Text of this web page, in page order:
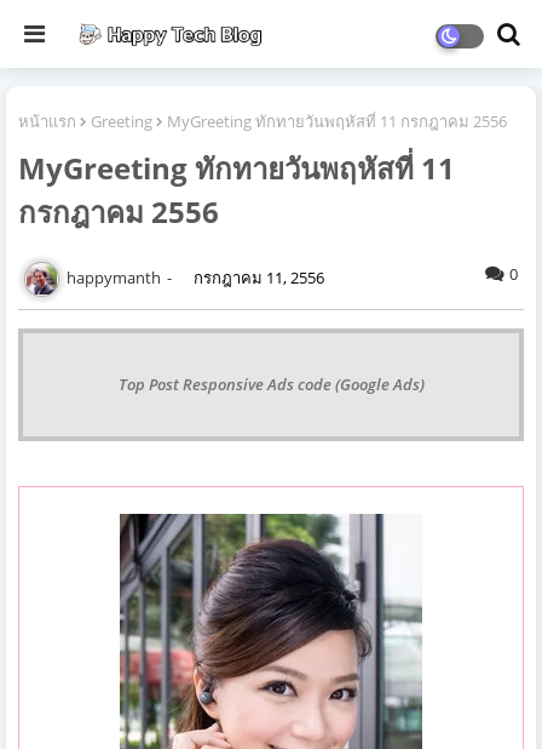
หน้าแรก Greeting MyGreeting ทักทายวันพฤหัสที่ 11 กรกฎาคม 2556
MyGreeting ทักทายวันพฤหัสที่ 11
กรกฎาคม 2556
happymanth กรกฎาคม 11, 2556 0
Top Post Responsive Ads code (Google Ads)